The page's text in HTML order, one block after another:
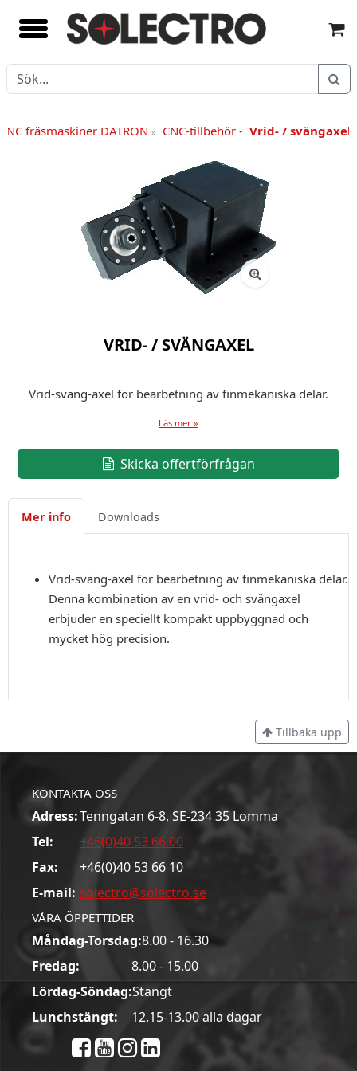
CNC fräsmaskiner DATRON» CNC-tillbehör Vrid- / svängaxel
VRID- / SVÄNGAXEL
Vrid-sväng-axel för bearbetning av finmekaniska delar.
Läs mer »
Skicka offertförfrågan
Mer info Downloads
Vrid-sväng-axel för bearbetning av finmekaniska delar.
Denna kombination av en vrid- och svängaxel
erbjuder en speciellt kompakt uppbyggnad och
mycket hög precision.
Tillbaka upp
KONTAKTA OSS
Adress:Tenngatan 6-8, SE-234 35 Lomma
Tel:
+46(0)40 53 66 00
Fax:
+46(0)40 53 66 10
E-mail: solectro@solectro.se
VÅRA ÖPPETTIDER
Måndag-Torsdag:8.00 - 16.30
Fredag:
8.00 - 15.00
Lördag-Söndag:Stängt
Lunchstängt:
12.15-13.00 alla dagar